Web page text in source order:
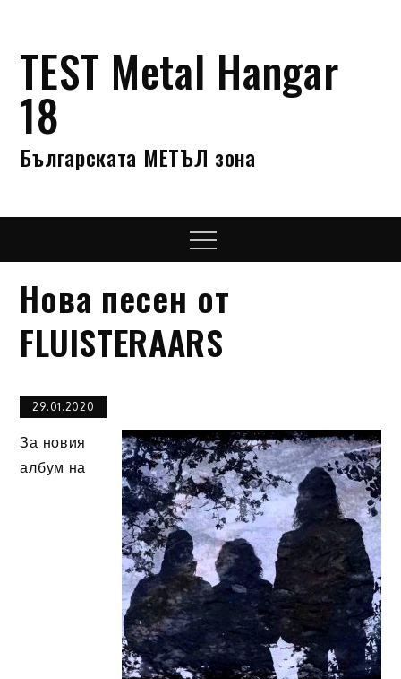
content
TEST Metal Hangar
18
Българската МЕТЪЛ зона
Menu
Нова песен от
FLUISTERAARS
29.01.2020
За новия
албум на